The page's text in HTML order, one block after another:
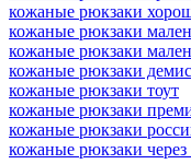
кожаные рюкзаки
кожаные рюкзаки
кожаные рюкзаки
кожаные рюкзаки
кожаные рюкзаки тоут
кожаные рюкзаки
кожаные рюкзаки
кожаные рюкзаки через